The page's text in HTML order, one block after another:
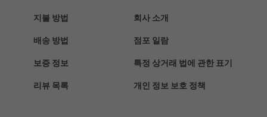
Chopard
쇼파드
ZENITH
지불 방법
배송 방법
보증 정보
리뷰 목록
회사 소개
점포 일람
특정 상거래 법에 관한 표기
개인 정보 보호 정책